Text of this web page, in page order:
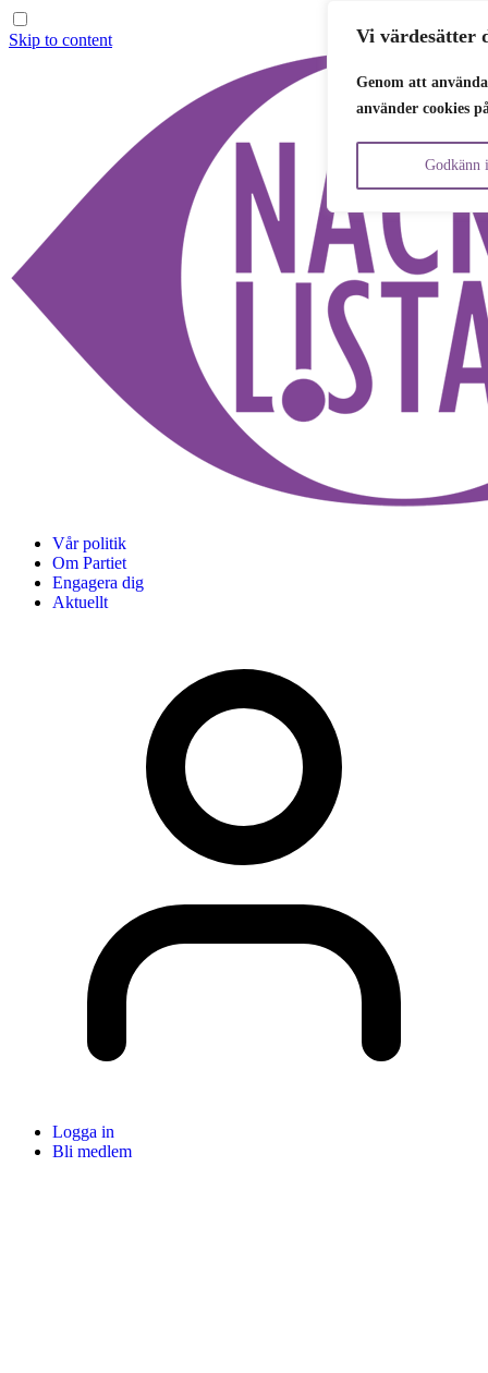
Vi värdesätter
Genom att
använder cookies
Godkänn
Skip to content
Vår politik
Om Partiet
Engagera dig
Aktuellt
Logga in
Bli medlem